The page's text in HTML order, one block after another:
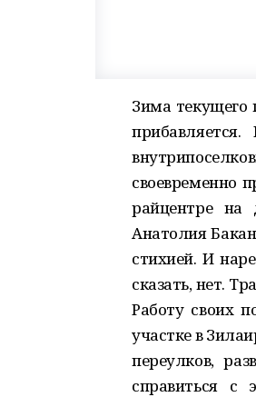
Зима текущего
своевременно
райцентре на
Анатолия
стихией. И
сказать, нет.
Работу своих
участке в
переулков,
справиться с